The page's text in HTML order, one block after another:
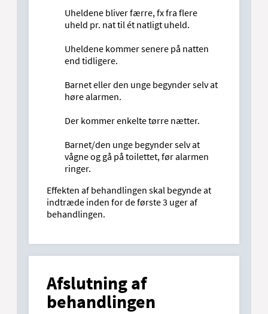
Uheldene bliver færre, fx fra flere
uheld pr. nat til ét natligt uheld.
Uheldene kommer senere på natten
end tidligere.
Barnet eller den unge begynder selv at
høre alarmen.
Der kommer enkelte tørre nætter.
Barnet/den unge begynder selv at
vågne og gå på toilettet, før alarmen
ringer.
Effekten af behandlingen skal begynde at
indtræde inden for de første 3 uger af
behandlingen.
Afslutning af
behandlingen